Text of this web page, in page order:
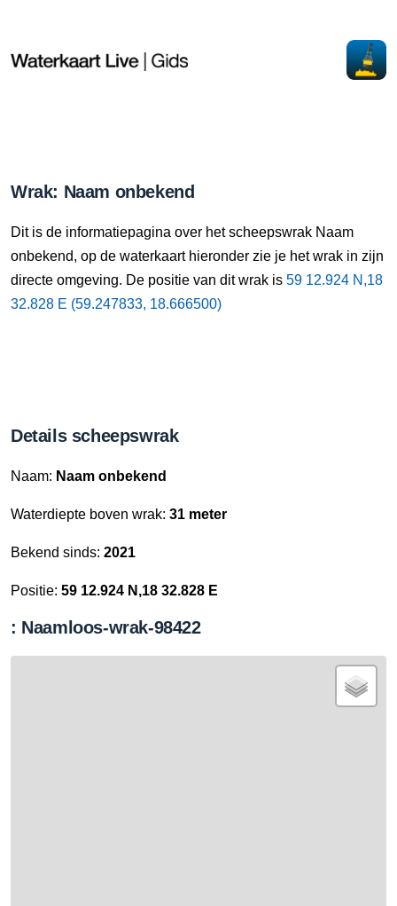
Wrak: Naam onbekend
Dit is de informatiepagina over het scheepswrak Naam
onbekend, op de waterkaart hieronder zie je het wrak in zijn
directe omgeving. De positie van dit wrak is 59 12.924 N,18
32.828 E (59.247833, 18.666500)
Details scheepswrak
Naam: Naam onbekend
Waterdiepte boven wrak: 31 meter
Bekend sinds: 2021
Positie: 59 12.924 N,18 32.828 E
: Naamloos-wrak-98422